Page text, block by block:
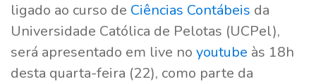
ligado ao curso de Ciências Contábeis da
Universidade Católica de Pelotas (UCPel),
será apresentado em live no youtube às 18h
desta quarta-feira (22), como parte da